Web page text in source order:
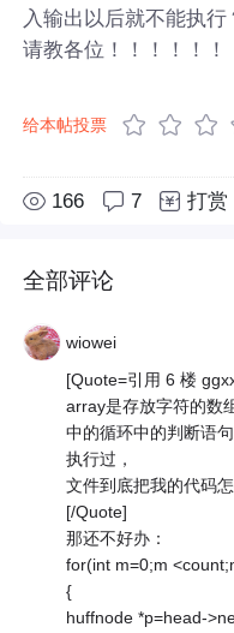
入输出以后就不能执行
请教各位！！！！！！
给本帖投票
166 7 打赏
全部评论
wiowei
[Quote=引用 6 楼
array是存放字符的数
中的循环中的判断语
执行过，
文件到底把我的代码
[/Quote]
那还不好办：
for(int m=0;m
{
huffnode *p=head-